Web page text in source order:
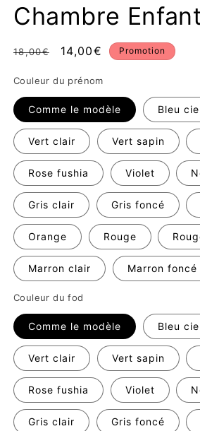
Chambre Enfant
Prix
18,00€
Prix
14,00€ Promotion
Couleur du prénom
Comme le modèle Bleu
Vert clair Vert sapin
Rose fushia Violet
Gris clair Gris foncé
Orange Rouge
Marron clair Marron foncé
Couleur du fod
Comme le modèle Bleu
Vert clair Vert sapin
Rose fushia Violet
Gris clair Gris foncé